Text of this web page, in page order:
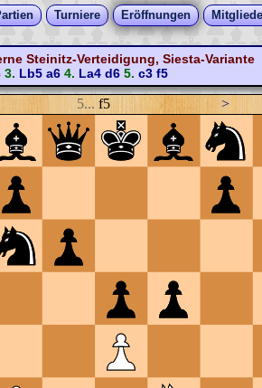
Turniere Eröffnungen
Steinitz-Verteidigung, Siesta-Variante
3. Lb5 a64. La4 d65. c3 f5
5... f5 >